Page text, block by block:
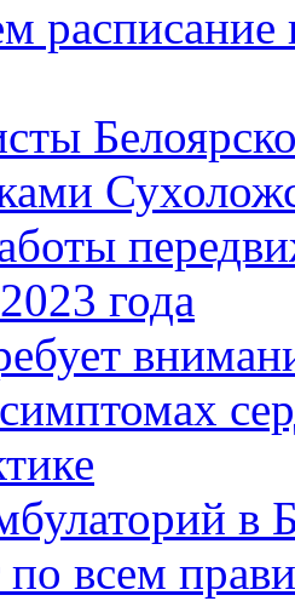
года
в
всем